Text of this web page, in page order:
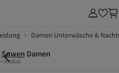
Damen Unterwäsche &
Suwen Damen
Artikel